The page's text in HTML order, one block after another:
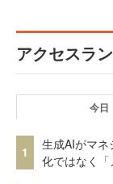
アクセスラ
今日
1
生成AIがマ
化ではなく「